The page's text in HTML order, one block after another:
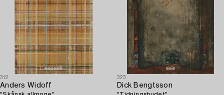
312
Anders Widoff
323
Dick Bengtsson